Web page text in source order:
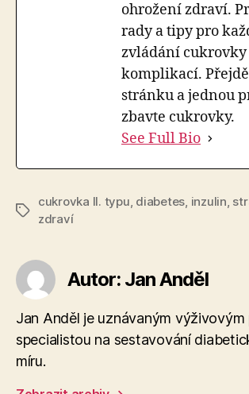
ohrožení zdraví.
rady a tipy pro
zvládání
komplikací.
stránku a jednou
zbavte cukrovky.
See Full Bio
Štítky
cukrovka II. typu, diabetes, inzulin,
zdraví
Autor: Jan Anděl
Jan Anděl je uznávaným výživovým
specialistou na sestavování
míru.